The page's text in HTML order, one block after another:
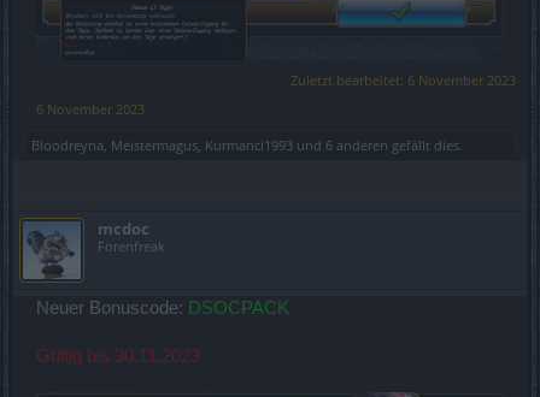
Zuletzt bearbeitet: 6 November 2023
6 November 2023
Bloodreyna Meistermagus Kurmanci1993 und 6 anderen gefällt dies.
mcdoc
Forenfreak
Neuer Bonuscode: DSOCPACK
Gültig bis 30.11.2023